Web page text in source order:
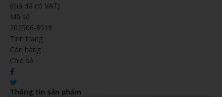
(Giá đã có VAT)
Mã số
202506-8519
Tình trạng
Còn hàng
Chia sẻ:
Thông tin sản phẩm